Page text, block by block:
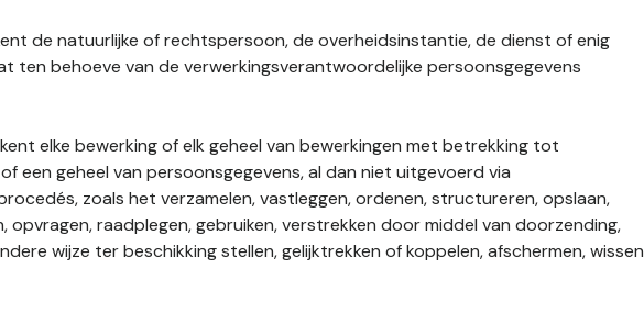
de natuurlijke of rechtspersoon, de overheidsinstantie, de dienst of enig
ten behoeve van de verwerkingsverantwoordelijke persoonsgegevens
elke bewerking of elk geheel van bewerkingen met betrekking tot
een geheel van persoonsgegevens, al dan niet uitgevoerd via
zoals het verzamelen, vastleggen, ordenen, structureren, opslaan,
opvragen, raadplegen, gebruiken, verstrekken door middel van doorzending,
wijze ter beschikking stellen, gelijktrekken of koppelen, afschermen, wissen